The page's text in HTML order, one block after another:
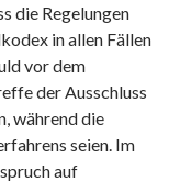
die Regelungen
in allen Fällen
vor dem
der Ausschluss
während die
seien. Im
auf